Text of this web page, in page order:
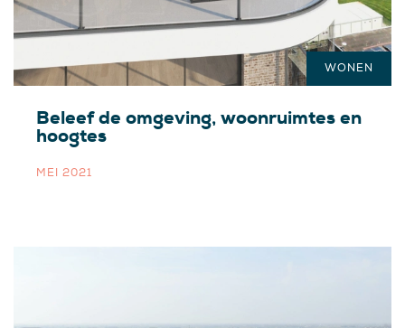
Beleef de omgeving, woonruimtes en
hoogtes
MEI 2021
WONEN